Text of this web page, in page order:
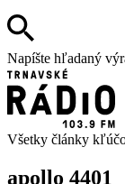
Napíšte hľadaný
Všetky články
apollo 4401